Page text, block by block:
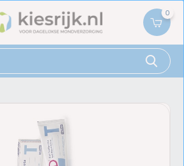
0